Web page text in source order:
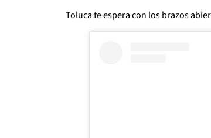
Toluca te espera con los brazos